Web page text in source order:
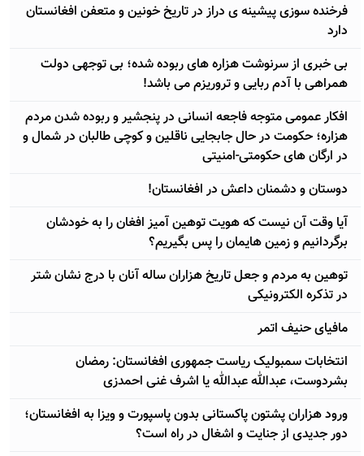
فرخنده سوزی پیشینه ی دراز در تاریخ خونین و متعفن افغانستان
دارد
بی خبری از سرنوشت هزاره های ربوده شده؛ بی توجهی دولت
همراهی با آدم ربایی و تروریزم می باشد!
افکار عمومی متوجه فاجعه انسانی در پنجشیر و ربوده شدن مردم
هزاره؛ حکومت در حال جابجایی ناقلین و کوچی طالبان در شمال و
در ارگان های حکومتی-امنیتی
دوستان و دشمنان داعش در افغانستان!
آيا وقت آن نیست که هویت توهین آمیز افغان را به خودشان
برگردانیم و زمین هایمان را پس بگیریم؟
توهین به مردم و جعل تاریخ هزاران ساله آنان با درج نشان شتر
در تذکره الکترونیکی
مافیای حنیف اتمر
انتخابات سمبولیک ریاست جمهوری افغانستان: رمضان
بشردوست، عبدالله عبدالله یا اشرف غنی احمدزی
ورود هزاران پشتون پاکستانی بدون پاسپورت و ویزا به افغانستان؛
دور جدیدی از جنایت و اشغال در راه است؟